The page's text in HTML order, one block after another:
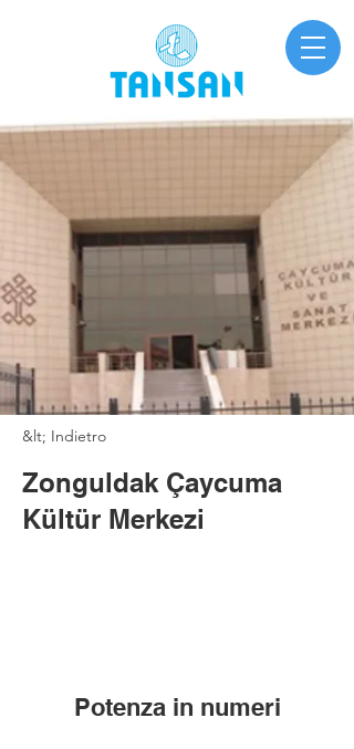
&lt; Indietro
Zonguldak Çaycuma
Kültür Merkezi
Potenza in numeri